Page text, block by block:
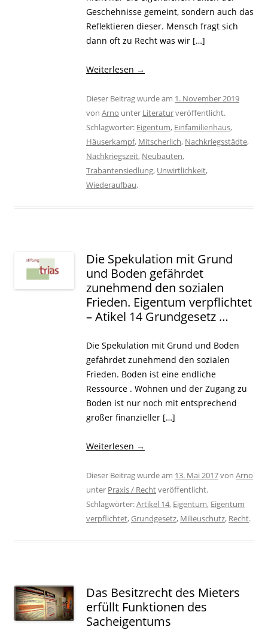
Geschehnisse gemeint, sondern auch das
Reflektieren dieser. Mensch fragt sich
dann oft zu Recht was wir […]
Weiterlesen →
Dieser Beitrag wurde am 1. November 2019
von Arno unter Literaturveröffentlicht.
Schlagwörter: Eigentum, Einfamilienhaus,
Häuserkampf, Mitscherlich, Nachkriegsstädte,
Nachkriegszeit, Neubauten,
Trabantensiedlung, Unwirtlichkeit,
Wiederaufbau.
Die Spekulation mit Grund
und Boden gefährdet
zunehmend den sozialen
Frieden. Eigentum verpflichtet
– Atikel 14 Grundgesetz …
Die Spekulation mit Grund und Boden
gefährdet zunehmend den sozialen
Frieden. Boden ist eine endliche
Ressource . Wohnen und der Zugang zu
Boden ist nur noch mit entsprechend
großer finanzieller […]
Weiterlesen →
Dieser Beitrag wurde am 13. Mai 2017von Arno
unter Praxis / Rechtveröffentlicht.
Schlagwörter:Artikel 14, Eigentum, Eigentum
verpflichtet,Grundgesetz, Milieuschutz, Recht.
Das Besitzrecht des Mieters
erfüllt Funktionen des
Sacheigentums